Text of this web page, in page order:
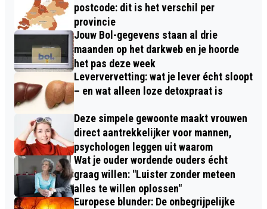
postcode: dit is het verschil per
provincie
Jouw Bol-gegevens staan al drie
maanden op het darkweb en je hoorde
het pas deze week
Leververvetting: wat je lever écht sloopt
– en wat alleen loze detoxpraat is
Deze simpele gewoonte maakt vrouwen
direct aantrekkelijker voor mannen,
psychologen leggen uit waarom
Wat je ouder wordende ouders écht
graag willen: "Luister zonder meteen
alles te willen oplossen"
Europese blunder: De onbegrijpelijke